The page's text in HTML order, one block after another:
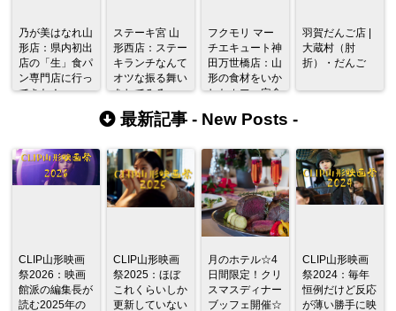
乃が美はなれ山
形店：県内初出
店の「生」食パ
ン専門店に行っ
てきた！
ステーキ宮 山
形西店：ステー
キランチなんて
オツな振る舞い
をしてみる
フクモリ マー
チエキュート神
田万世橋店：山
形の食材をいか
したカフェ定食
つ
羽賀だんご店 |
大蔵村（肘
折）・だんご
最新記事 - New Posts -
CLIP山形映画
祭2026：映画
館派の編集長が
読む2025年の
CLIP山形映画
祭2025：ほぼ
これくらいしか
更新していない
月のホテル☆4
日間限定！クリ
スマスディナー
ブッフェ開催☆
CLIP山形映画
祭2024：毎年
恒例だけど反応
が薄い勝手に映